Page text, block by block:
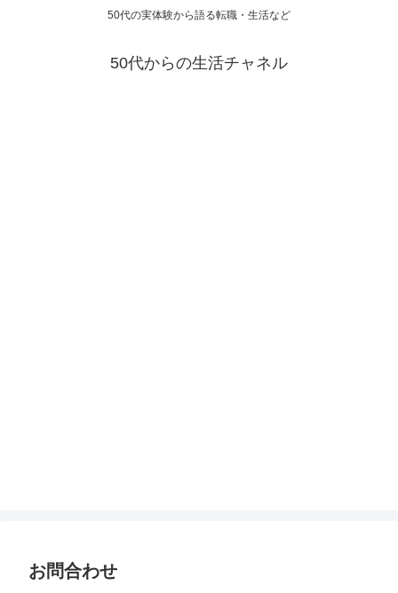
50代の実体験から語る転職・生活など
50代からの生活チャネル
お問合わせ